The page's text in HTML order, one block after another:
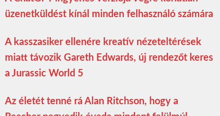
üzenetküldést kínál minden felhasználó számára
A kasszasiker ellenére kreatív nézeteltérések
miatt távozik Gareth Edwards, új rendezőt keres
a Jurassic World 5
Az életét tenné rá Alan Ritchson, hogy a